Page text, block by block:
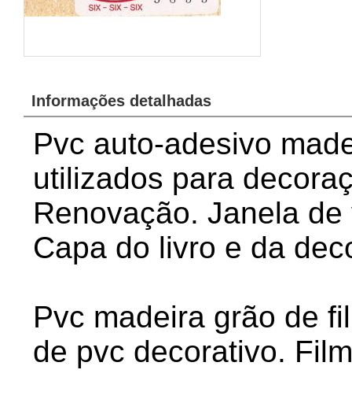
Informações detalhadas
Pvc auto-adesivo
utilizados para
Renovação. Janela
Capa do livro e da
Pvc madeira grão de
de pvc decorativo.